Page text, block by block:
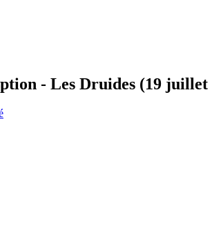
- Les Druides (19 juillet